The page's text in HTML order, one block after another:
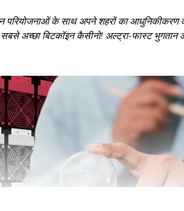
परियोजनाओं के साथ अपने शहरों का आधुनिकीकरण
– सबसे अच्छा बिटकॉइन कैसीनो! अल्ट्रा-फास्ट